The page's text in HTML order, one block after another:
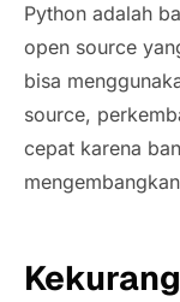
Python adalah
open source
bisa
source,
cepat karena
mengembangkan